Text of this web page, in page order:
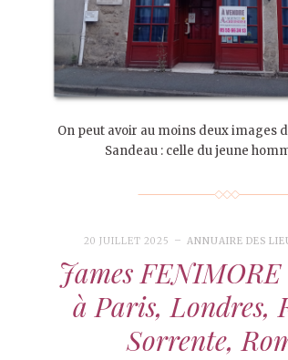
On peut avoir au moins deux images
Sandeau : celle du jeune
20 JUILLET 2025 ANNUAIRE DES
James FENIMORE
à Paris, Londres,
Sorrente,